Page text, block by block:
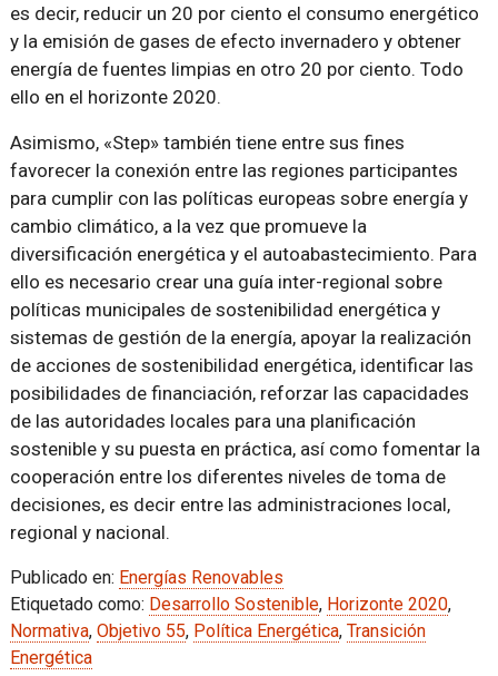
es decir, reducir un 20 por ciento el consumo energético
y la emisión de gases de efecto invernadero y obtener
energía de fuentes limpias en otro 20 por ciento. Todo
ello en el horizonte 2020.
Asimismo, «Step» también tiene entre sus fines
favorecer la conexión entre las regiones participantes
para cumplir con las políticas europeas sobre energía y
cambio climático, a la vez que promueve la
diversificación energética y el autoabastecimiento. Para
ello es necesario crear una guía inter-regional sobre
políticas municipales de sostenibilidad energética y
sistemas de gestión de la energía, apoyar la realización
de acciones de sostenibilidad energética, identificar las
posibilidades de financiación, reforzar las capacidades
de las autoridades locales para una planificación
sostenible y su puesta en práctica, así como fomentar la
cooperación entre los diferentes niveles de toma de
decisiones, es decir entre las administraciones local,
regional y nacional.
Publicado en: Energías Renovables
Etiquetado como: Desarrollo Sostenible, Horizonte 2020,
Normativa, Objetivo 55, Política Energética, Transición
Energética